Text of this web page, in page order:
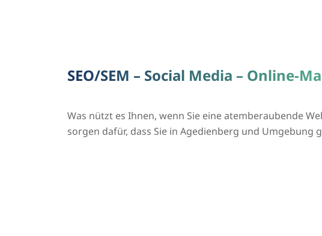
SEO/SEM – Social Media – Online-
Was nützt es Ihnen, wenn Sie eine atemberaubende
sorgen dafür, dass Sie in Agedienberg und Umgebung